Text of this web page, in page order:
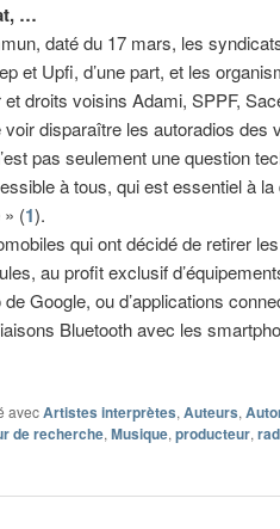
…
daté du 17 mars, les
et Upfi, d’une part, et les
droits voisins Adami, SPPF,
disparaître les autoradios des
pas seulement une question
à tous, qui est essentiel à
» (1).
qui ont décidé de retirer
au profit exclusif
Google, ou d’applications
Bluetooth avec les
avecArtistes interprètes,Auteurs,
de recherche,Musique,producteur,